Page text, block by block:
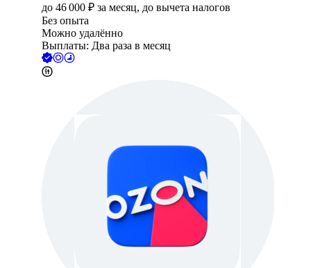
до 46 000 ₽ за месяц, до вычета налогов
Без опыта
Можно удалённо
Выплаты: Два раза в месяц